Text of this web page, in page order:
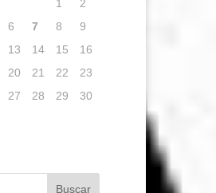
1
2
6 7 8
9
13 14 15
16
20 21 22
23
27 28 29
30